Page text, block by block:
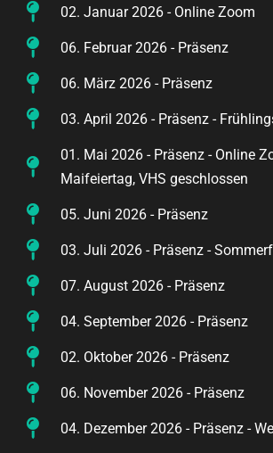
02. Januar 2026 - Online Zoom
06. Februar 2026 - Präsenz
06. März 2026 - Präsenz
03. April 2026 - Präsenz -
01. Mai 2026 - Präsenz - Online
Maifeiertag, VHS geschlossen
05. Juni 2026 - Präsenz
03. Juli 2026 - Präsenz -
07. August 2026 - Präsenz
04. September 2026 - Präsenz
02. Oktober 2026 - Präsenz
06. November 2026 - Präsenz
04. Dezember 2026 - Präsenz -